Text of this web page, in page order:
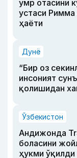
умр отасини
устаси Римма
ҳаёти
Дунё
“Бир оз
инсоният
қолишидан
Ўзбекистон
Андижонда
боласини
ҳукми ўқилди